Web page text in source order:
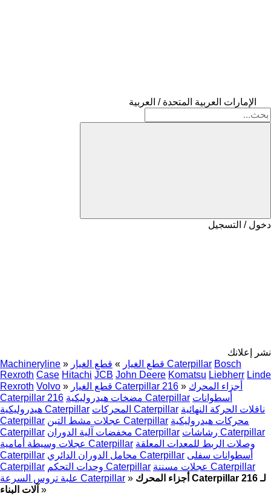
الإمارات العربية المتحدة / العربية
دخول / التسجيل
نشر إعلانك
Machineryline » قطع الغيار » قطع الغيار Caterpillar Bosch
Rexroth Case Hitachi JCB John Deere Komatsu Liebherr Linde
Rexroth Volvo » قطع الغيار Caterpillar 216 » أجزاء المحرك
Caterpillar 216
مضخات هيدروليكية Caterpillar أسطوانات
هيدروليكية Caterpillar
المحركات Caterpillar ناقلات الحركة النهائية
Caterpillar
عجلات مشط التبن Caterpillar محركات هيدروليكية
Caterpillar
مخفضات آلية الدوران Caterpillar
رشاشات Caterpillar
عجلات وسيطة أمامية Caterpillar وصلات الربط للمعدات المعلقة
Caterpillar
محامل الدوران الدائري Caterpillar أسطوانات سفلى
Caterpillar
وحدات التحكم Caterpillar
عجلات مسننة Caterpillar
علبة تروس السرعة Caterpillar » أجزاء المحرك Caterpillar 216 لـ
آلات البناء »